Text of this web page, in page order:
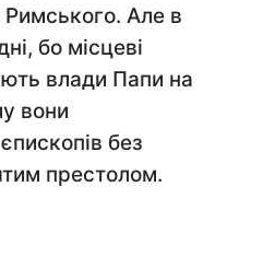
Але в
бо місцеві
влади Папи на
вони
без
престолом.